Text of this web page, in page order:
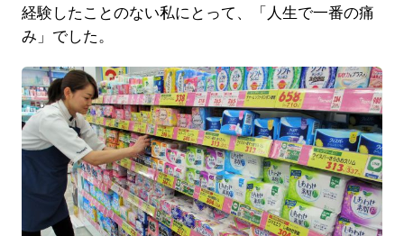
経験したことのない私にとって、「人生で一番の痛
み」でした。